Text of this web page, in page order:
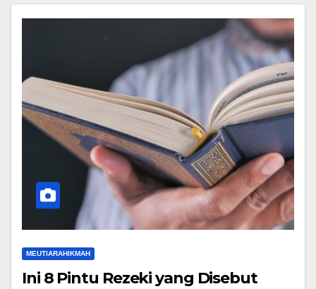
MEUTIARAHIKMAH
Ini 8 Pintu Rezeki yang Disebut